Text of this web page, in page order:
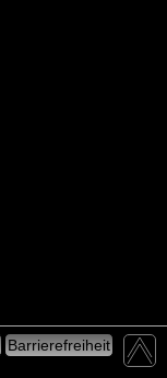
Barrierefreiheit